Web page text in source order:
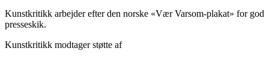
Kunstkritikk arbejder efter den norske «Vær Varsom-plakat» for god
presseskik.
Kunstkritikk modtager støtte af